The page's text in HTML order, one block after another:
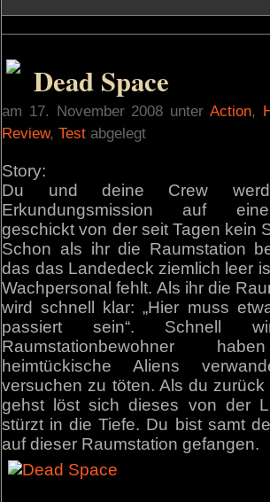
Dead Space
am 17. November 2008 unter Action,
Review,Test abgelegt
Story:
Du und deine Crew
Erkundungsmission auf
geschickt von der seit Tagen kein
Schon als ihr die Raumstation
das das Landedeck ziemlich leer
Wachpersonal fehlt. Als ihr die
wird schnell klar: „Hier muss
passiert sein“. Schnell
Raumstationbewohner
heimtückische Aliens
versuchen zu töten. Als du
gehst löst sich dieses von der
stürzt in die Tiefe. Du bist samt
auf dieser Raumstation gefangen.